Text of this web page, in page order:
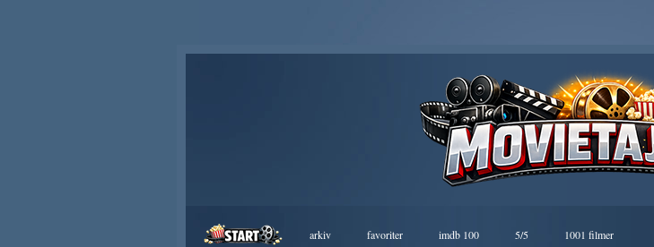
arkiv favoriter imdb 100 5/5 1001 filmer